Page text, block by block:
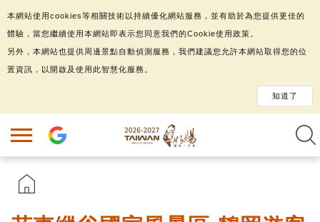
本網站使用cookies等相關技術以持續優化網站服務，並有助於為您提供更佳的
體驗，當您繼續使用本網站即表示您同意我們的Cookie使用政策。
另外，本網站也提供周邊景點自動偵測服務，我們建議您允許本網站取得您的位
置資訊，以開啟及使用此智慧化服務。
知道了